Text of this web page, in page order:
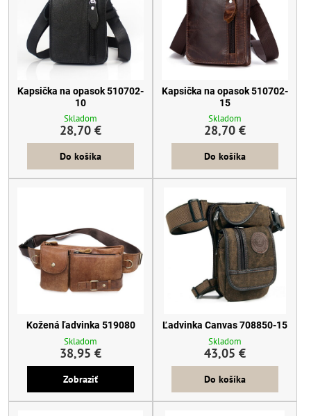
Kapsička na opasok 510702-
10
Skladom
28,70 €
Do košíka
Kapsička na opasok 510702-
15
Skladom
28,70 €
Do košíka
Kožená ľadvinka 519080
Skladom
38,95 €
Zobraziť
Ľadvinka Canvas 708850-15
Skladom
43,05 €
Do košíka